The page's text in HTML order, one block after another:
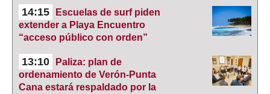
14:15
Escuelas de surf piden
extender a Playa Encuentro
“acceso público con orden”
13:10
Paliza: plan de
ordenamiento de Verón-Punta
Cana estará respaldado por la